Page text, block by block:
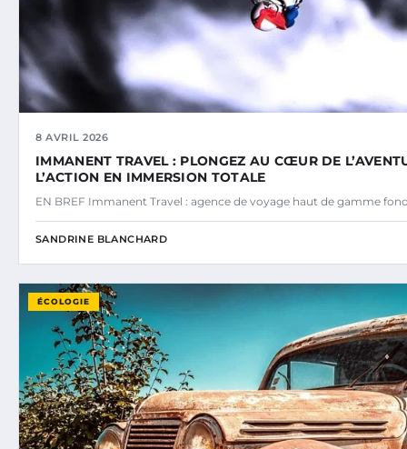
8 AVRIL 2026
IMMANENT TRAVEL : PLONGEZ AU CŒUR DE
L’ACTION EN IMMERSION TOTALE
EN BREF Immanent Travel : agence de voyage haut de gamme
SANDRINE BLANCHARD
ÉCOLOGIE